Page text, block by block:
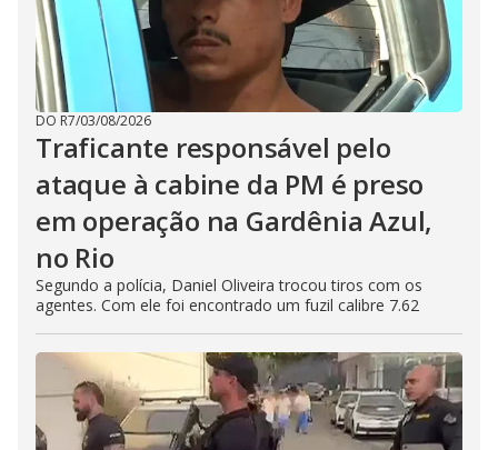
DO R7/03/08/2026
Traficante responsável pelo
ataque à cabine da PM é preso
em operação na Gardênia Azul,
no Rio
Segundo a polícia, Daniel Oliveira trocou tiros com os
agentes. Com ele foi encontrado um fuzil calibre 7.62